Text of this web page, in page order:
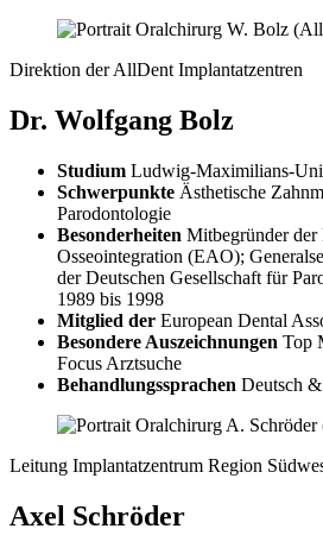
Direktion der AllDent Implantatzentren
Dr. Wolfgang Bolz
Studium Ludwig-Maximilians-
Schwerpunkte Ästhetische
Parodontologie
Besonderheiten Mitbegründer der
Osseointegration (EAO);
der Deutschen Gesellschaft für
1989 bis 1998
Mitglied der European Dental
Besondere Auszeichnungen Top
Focus Arztsuche
Behandlungssprachen Deutsch
Leitung Implantatzentrum Region
Axel Schröder